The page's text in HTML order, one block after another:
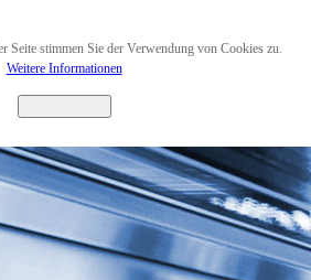
Seite stimmen Sie der Verwendung von Cookies zu.
Weitere Informationen